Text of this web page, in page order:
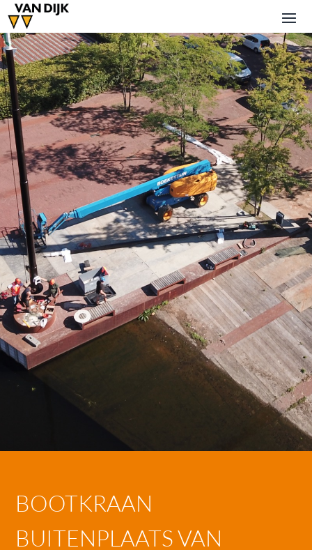
BOOTKRAAN
BUITENPLAATS VAN